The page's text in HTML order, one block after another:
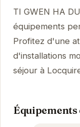
TI GWEN HA
équipements
Profitez d'une
d'installations
séjour à
Équipements